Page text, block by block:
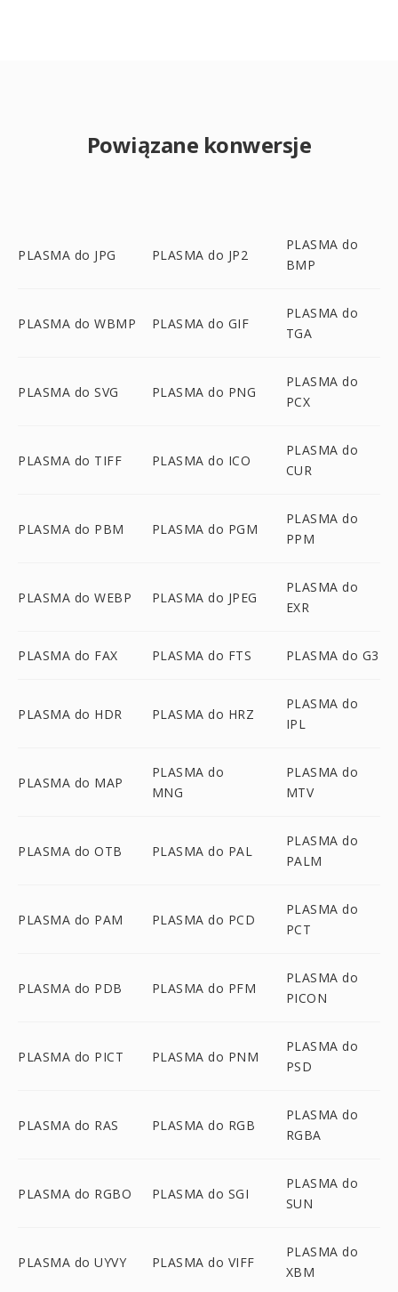
Powiązane konwersje
PLASMA do JPG PLASMA do JP2
PLASMA do
BMP
PLASMA do WBMP PLASMA do GIF
PLASMA do
TGA
PLASMA do SVG PLASMA do PNG
PLASMA do
PCX
PLASMA do TIFF PLASMA do ICO
PLASMA do
CUR
PLASMA do PBM PLASMA do PGM
PLASMA do
PPM
PLASMA do WEBP PLASMA do JPEG
PLASMA do
EXR
PLASMA do FAX PLASMA do FTS PLASMA do G3
PLASMA do HDR PLASMA do HRZ
PLASMA do
IPL
PLASMA do MAP
PLASMA do
MNG
PLASMA do
MTV
PLASMA do OTB PLASMA do PAL
PLASMA do
PALM
PLASMA do PAM PLASMA do PCD
PLASMA do
PCT
PLASMA do PDB PLASMA do PFM
PLASMA do
PICON
PLASMA do PICT PLASMA do PNM
PLASMA do
PSD
PLASMA do RAS PLASMA do RGB
PLASMA do
RGBA
PLASMA do RGBO PLASMA do SGI
PLASMA do
SUN
PLASMA do UYVY PLASMA do VIFF
PLASMA do
XBM